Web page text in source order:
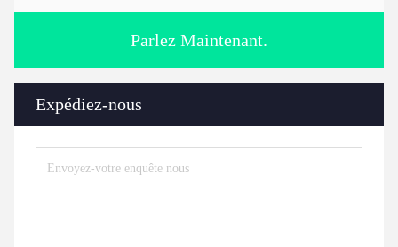
Parlez Maintenant.
Expédiez-nous